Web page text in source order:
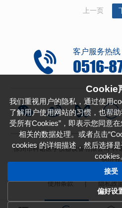
上一页
客户服务热线
0516-
徐州市科诺医学仪器设备有限公司-
权所有
苏ICP备
使用条款 | 隐私政
Cookie
我们重视用户的隐私，通过使用
了解用户使用网站的习惯，也帮
受所有Cookies”，即表示您同意
相关的数据处理。或者点击
cookies 的详细描述，然后选择
cookies
接受
偏好设